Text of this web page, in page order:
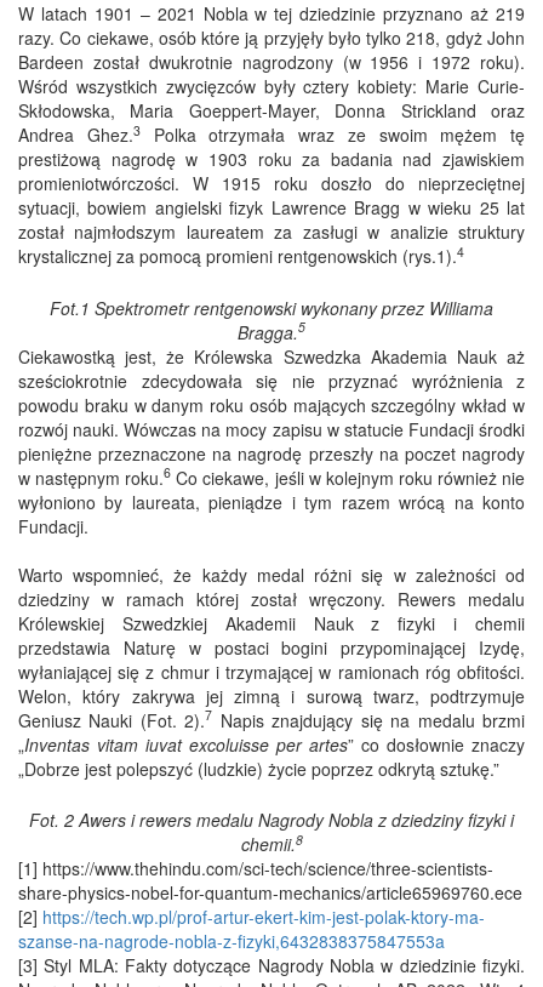
W latach 1901 – 2021 Nobla w tej dziedzinie przyznano aż 219
razy. Co ciekawe, osób które ją przyjęły było tylko 218, gdyż John
Bardeen został dwukrotnie nagrodzony (w 1956 i 1972 roku).
Wśród wszystkich zwycięzców były cztery kobiety: Marie Curie-
Skłodowska, Maria Goeppert-Mayer, Donna Strickland oraz
Andrea Ghez.3Polka otrzymała wraz ze swoim mężem tę
prestiżową nagrodę w 1903 roku za badania nad zjawiskiem
promieniotwórczości. W 1915 roku doszło do nieprzeciętnej
sytuacji, bowiem angielski fizyk Lawrence Bragg w wieku 25 lat
został najmłodszym laureatem za zasługi w analizie struktury
krystalicznej za pomocą promieni rentgenowskich (rys.1).4
Fot.1 Spektrometr rentgenowski wykonany przez Williama
Bragga.5
Ciekawostką jest, że Królewska Szwedzka Akademia Nauk aż
sześciokrotnie zdecydowała się nie przyznać wyróżnienia z
powodu braku w danym roku osób mających szczególny wkład w
rozwój nauki. Wówczas na mocy zapisu w statucie Fundacji środki
pieniężne przeznaczone na nagrodę przeszły na poczet nagrody
w następnym roku.6 Co ciekawe, jeśli w kolejnym roku również nie
wyłoniono by laureata, pieniądze i tym razem wrócą na konto
Fundacji.
Warto wspomnieć, że każdy medal różni się w zależności od
dziedziny w ramach której został wręczony. Rewers medalu
Królewskiej Szwedzkiej Akademii Nauk z fizyki i chemii
przedstawia Naturę w postaci bogini przypominającej Izydę,
wyłaniającej się z chmur i trzymającej w ramionach róg obfitości.
Welon, który zakrywa jej zimną i surową twarz, podtrzymuje
Geniusz Nauki (Fot. 2).7 Napis znajdujący się na medalu brzmi
„Inventas vitam iuvat excoluisse per artes” co dosłownie znaczy
„Dobrze jest polepszyć (ludzkie) życie poprzez odkrytą sztukę.”
Fot. 2 Awers i rewers medalu Nagrody Nobla z dziedziny fizyki i
chemii.8
[1] https://www.thehindu.com/sci-tech/science/three-scientists-
share-physics-nobel-for-quantum-mechanics/article65969760.ece
[2] https://tech.wp.pl/prof-artur-ekert-kim-jest-polak-ktory-ma-
szanse-na-nagrode-nobla-z-fizyki,6432838375847553a
[3] Styl MLA: Fakty dotyczące Nagrody Nobla w dziedzinie fizyki.